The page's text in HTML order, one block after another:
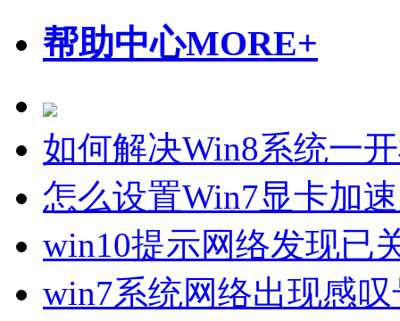
帮助中心MORE+
如何解决Win8系统一
怎么设置Win7显卡加
win10提示网络发现已
win7系统网络出现感